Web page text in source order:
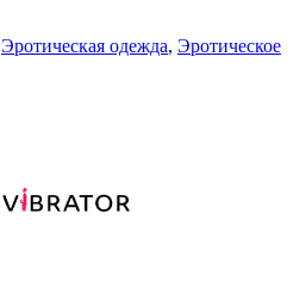
Эротическая одежда, Эротическое